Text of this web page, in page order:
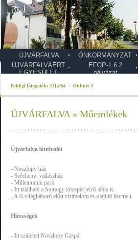
ÚJVÁRFALVA ÖNKORMÁNYZAT
ÚJVÁRFALVÁÉRT
EGYESÜLET
EFOP-1.6.2
pályázat
Eddigi látogatók: 321,054 · Online: 3
ÚJVÁRFALVA » Műemlékek
Újvárfalva látnivalói
- Noszlopy ház
- Széchenyi vadászház
- Millenniumi park
- Itt található a Somogy közepét jelző tábla is.
- A II.világháború előtt vízimalom és olajütő üzemelt
Hírességek
- Itt született Noszlopy Gáspár